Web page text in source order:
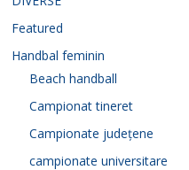
Featured
Handbal feminin
Beach handball
Campionat tineret
Campionate județene
campionate universitare